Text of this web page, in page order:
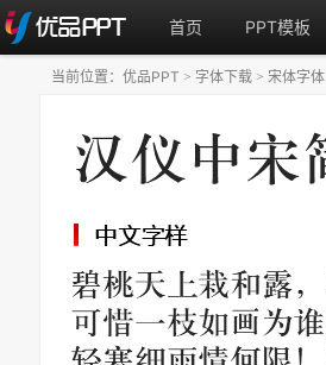
首页 PPT模板
当前位置： 优品PPT > 字体下载 > 宋体字体